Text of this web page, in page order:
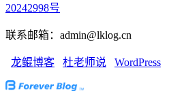
20242998号
联系邮箱：admin@lklog.cn
龙鲲博客 杜老师说 WordPress